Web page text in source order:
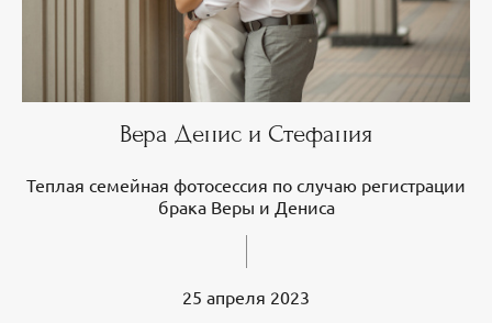
Вера Денис и Стефания
Теплая семейная фотосессия по случаю регистрации
брака Веры и Дениса
25 апреля 2023